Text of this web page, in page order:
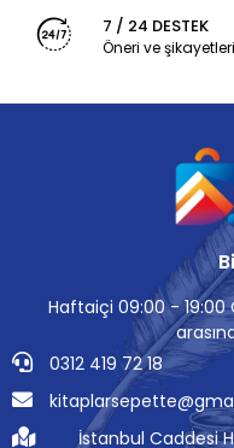
7 / 24 DESTEK
Öneri ve
Haftaiçi 09:00 - 19:00
0312 419 72 18
İstanbul Caddesi